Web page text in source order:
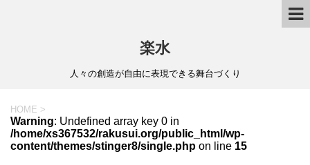
楽水
人々の創造が自由に表現できる舞台づくり
HOME >
Warning: Undefined array key 0 in
/home/xs367532/rakusui.org/public_html/wp-
content/themes/stinger8/single.php on line 15